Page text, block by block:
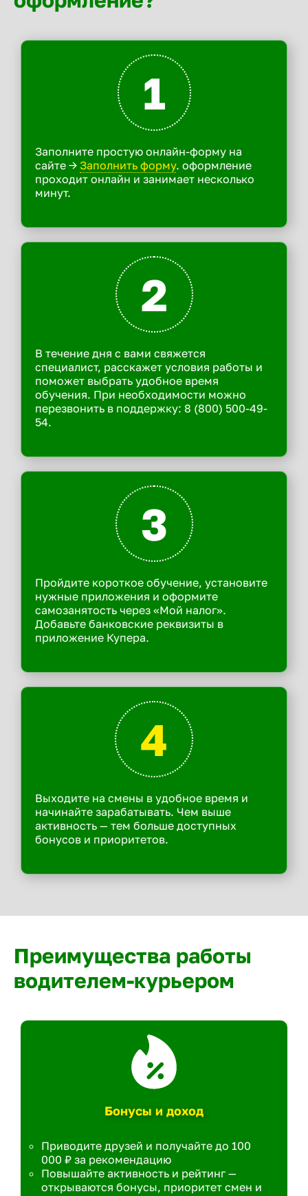
1
Заполните простую онлайн-форму на
сайте -> Заполнить форму. оформление
проходит онлайн и занимает несколько
минут.
2
В течение дня с вами свяжется
специалист, расскажет условия работы и
поможет выбрать удобное время
обучения. При необходимости можно
перезвонить в поддержку: 8 (800) 500-49-
54.
3
Пройдите короткое обучение, установите
нужные приложения и оформите
самозанятость через «Мой налог».
Добавьте банковские реквизиты в
приложение Купера.
4
Выходите на смены в удобное время и
начинайте зарабатывать. Чем выше
активность — тем больше доступных
бонусов и приоритетов.
Преимущества работы
водителем-курьером
Бонусы и доход
Приводите друзей и получайте до 100
000 ₽ за рекомендацию
Повышайте активность и рейтинг —
открываются бонусы, приоритет смен и